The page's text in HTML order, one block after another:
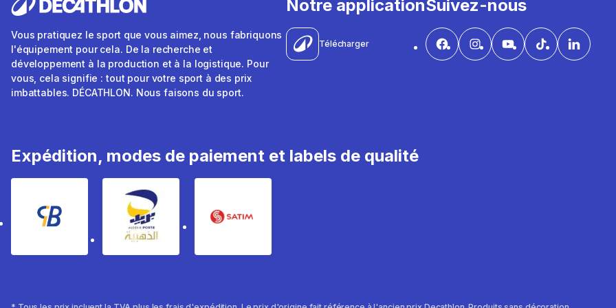
Vous pratiquez le sport que vous aimez, nous fabriquons
l'équipement pour cela. De la recherche et
développement à la production et à la logistique. Pour
vous, cela signifie : tout pour votre sport à des prix
imbattables. DÉCATHLON. Nous faisons du sport.
Notre application
Télécharger
Suivez-nous
Expédition, modes de paiement et labels de qualité